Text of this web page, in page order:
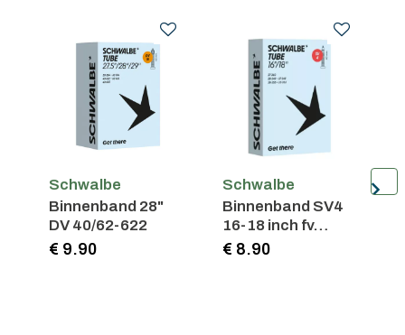
Schwalbe
Binnenband 28"
DV 40/62-622
€ 9.90
Schwalbe
Binnenband SV4
16-18 inch fv
40mm
€ 8.90